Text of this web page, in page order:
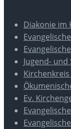
Diakonie im
Jugend-
Ev.